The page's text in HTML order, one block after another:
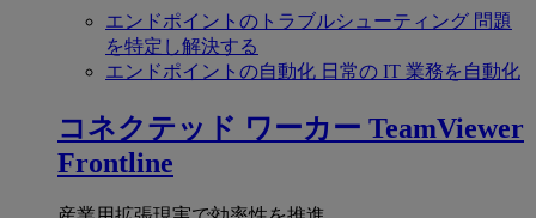
エンドポイントのトラブルシューティング 問題
を特定し解決する
エンドポイントの自動化 日常の IT 業務を自動化
コネクテッド ワーカー TeamViewer
Frontline